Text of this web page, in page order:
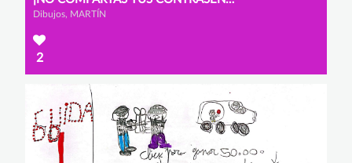
Dibujos, MARTÍN
2